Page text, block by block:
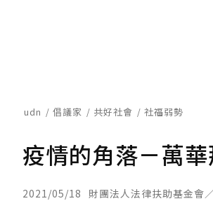
udn 倡議家 共好社會 社福弱勢
疫情的角落－萬
2021/05/18 財團法人法律扶助基金會